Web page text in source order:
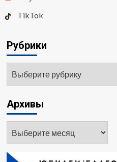
TikTok
Рубрики
Архивы